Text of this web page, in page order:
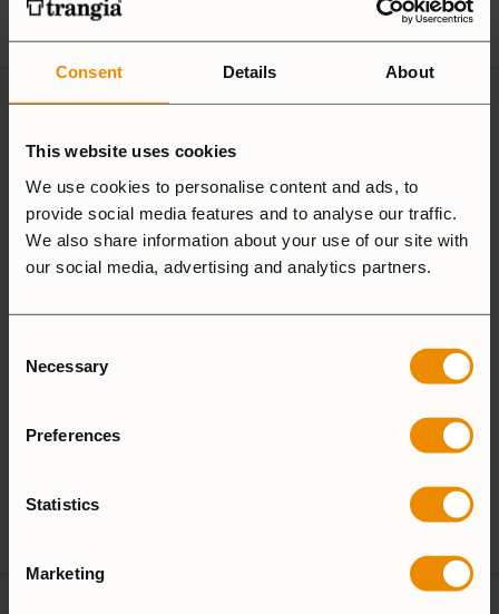
Consent Details About
This website uses cookies
We use cookies to personalise content and ads, to
provide social media features and to analyse our traffic.
We also share information about your use of our site with
our social media, advertising and analytics partners.
Selection
Necessary
Preferences
Statistics
Marketing
customersupport@trangia.se
Aluminium
Hardanodized
Aluminium
Duossal